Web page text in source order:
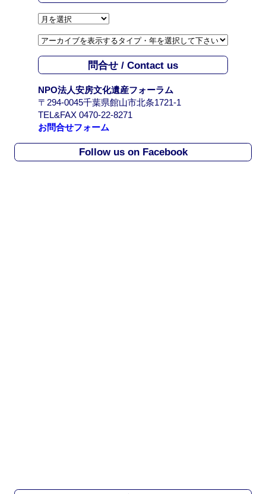
ア
カ
イ
ブ
A
r
c
h
i
問合せ / Contact us
NPO法人安房文化遺産フォーラム
〒294-0045千葉県館山市北条1721-1
TEL&FAX 0470-22-8271
お問合せフォーム
Follow us on Facebook